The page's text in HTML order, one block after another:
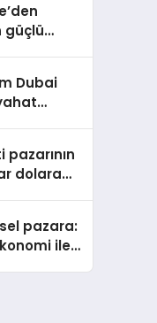
güçlü
Dubai
dolara
pazara:
ile